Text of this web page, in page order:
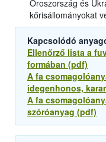
Oroszország és
kőrisállományokat
Kapcsolódó
Ellenőrző lista a
formában (pdf)
A fa
idegenhonos,
A fa
szóróanyag (pdf)